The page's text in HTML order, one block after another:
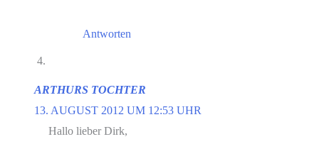
Antworten
ARTHURS TOCHTER
13. AUGUST 2012 UM 12:53 UHR
Hallo lieber Dirk,